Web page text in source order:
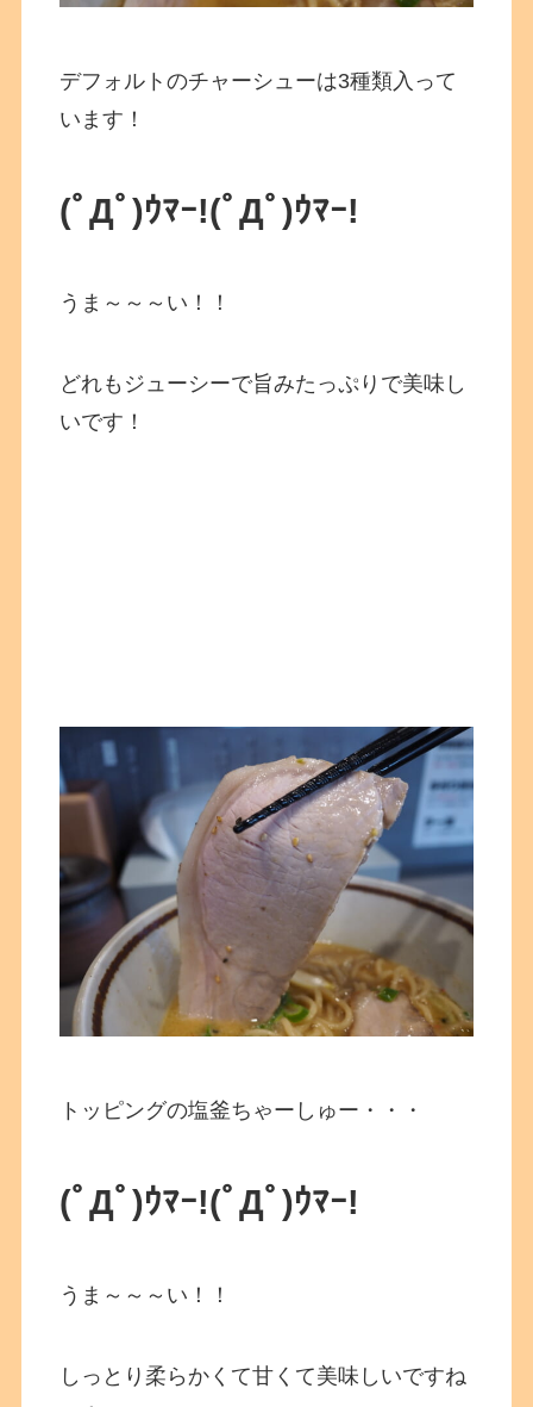
デフォルトのチャーシューは3種類入って
います！
(ﾟДﾟ)ｳﾏｰ!(ﾟДﾟ)ｳﾏｰ!
うま～～～い！！
どれもジューシーで旨みたっぷりで美味し
いです！
トッピングの塩釜ちゃーしゅー・・・
(ﾟДﾟ)ｳﾏｰ!(ﾟДﾟ)ｳﾏｰ!
うま～～～い！！
しっとり柔らかくて甘くて美味しいですね